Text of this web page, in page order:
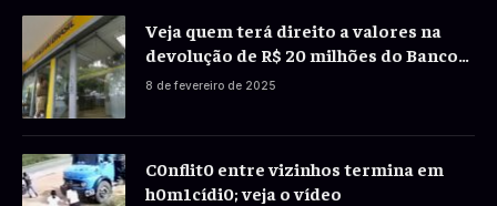
Veja quem terá direito a valores na
devolução de R$ 20 milhões do Banco
do Brasil a correntistas
8 de fevereiro de 2025
C0nflit0 entre vizinhos termina em
h0m1cídi0; veja o vídeo